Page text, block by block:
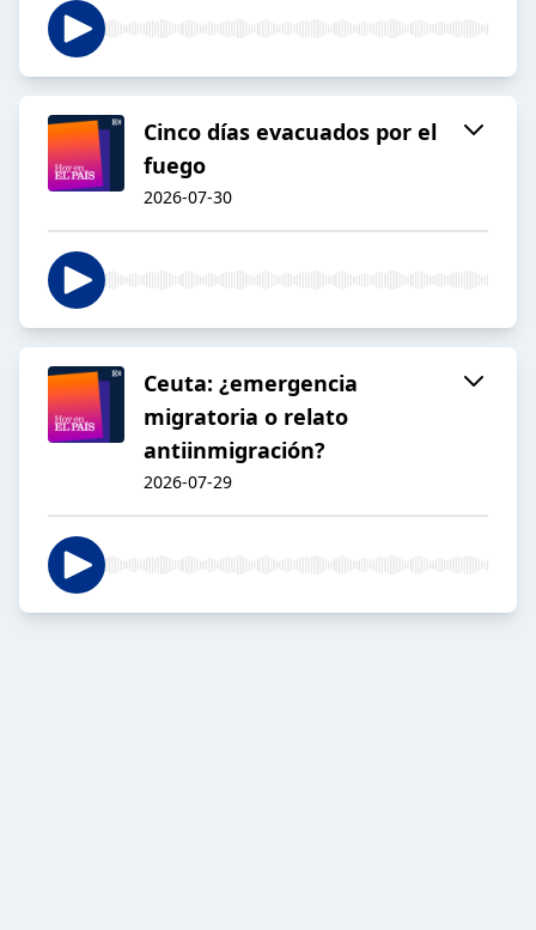
Cinco días evacuados por el
fuego
2026-07-30
Ceuta: ¿emergencia
migratoria o relato
antiinmigración?
2026-07-29